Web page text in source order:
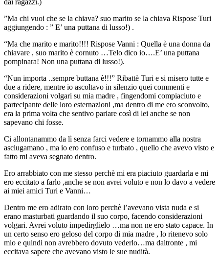
”Ma chi vuoi che se la chiava? suo marito se la chiava Rispose Turi
aggiungendo : ” E’ una puttana di lusso!) .
“Ma che marito e marito!!!! Rispose Vanni : Quella è una donna da
chiavare , suo marito è cornuto …Telo dico io….E’ una puttana
pompinara! Non una puttana di lusso!).
“Nun importa ..sempre buttana è!!!” Ribattè Turi e si misero tutte e
due a ridere, mentre io ascoltavo in silenzio quei commenti e
considerazioni volgari su mia madre , fingendomi compiaciuto e
partecipante delle loro esternazioni ,ma dentro di me ero sconvolto,
era la prima volta che sentivo parlare così di lei anche se non
sapevano chi fosse.
Ci allontanammo da lì senza farci vedere e tornammo alla nostra
asciugamano , ma io ero confuso e turbato , quello che avevo visto e
fatto mi aveva segnato dentro.
Ero arrabbiato con me stesso perchè mi era piaciuto guardarla e mi
ero eccitato a farlo ,anche se non avrei voluto e non lo davo a vedere
ai miei amici Turi e Vanni…
Dentro me ero adirato con loro perchè l’avevano vista nuda e si
erano masturbati guardando il suo corpo, facendo considerazioni
volgari. Avrei voluto impedirglielo …ma non ne ero stato capace. In
un certo senso ero geloso del corpo di mia madre , lo ritenevo solo
mio e quindi non avrebbero dovuto vederlo…ma daltronte , mi
eccitava sapere che avevano visto le sue nudità.